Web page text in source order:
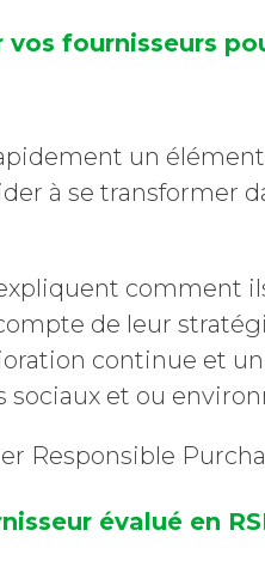
vos fournisseurs
un
à se transformer
comment
de leur
continue et
et ou
Responsible
évalué en